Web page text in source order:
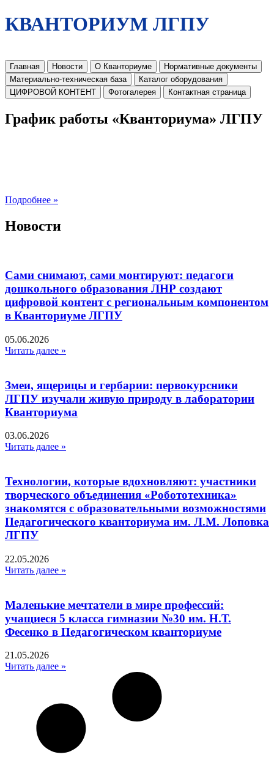
КВАНТОРИУМ ЛГПУ
Главная Новости О Кванториуме
Нормативные документы
Материально-техническая база
Каталог оборудования
ЦИФРОВОЙ КОНТЕНТ
Фотогалерея Контактная страница
График работы «Кванториума» ЛГПУ
Подробнее »
Новости
Сами снимают, сами монтируют: педагоги
дошкольного образования ЛНР создают
цифровой контент с региональным компонентом
в Кванториуме ЛГПУ​
05.06.2026
Читать далее »
Змеи, ящерицы и гербарии: первокурсники
ЛГПУ изучали живую природу в лаборатории
Кванториума
03.06.2026
Читать далее »
Технологии, которые вдохновляют: участники
творческого объединения «Робототехника»
знакомятся с образовательными возможностями
Педагогического кванториума им. Л.М. Лоповка
ЛГПУ
22.05.2026
Читать далее »
Маленькие мечтатели в мире профессий:
учащиеся 5 класса гимназии №30 им. Н.Т.
Фесенко в Педагогическом кванториуме
21.05.2026
Читать далее »